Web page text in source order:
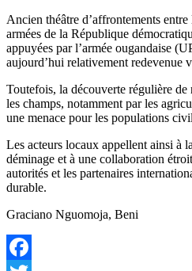
Ancien théâtre d’affrontements
armées de la République
appuyées par l’armée ougandaise
aujourd’hui relativement redevenue
Toutefois, la découverte régulière de
les champs, notamment par les
une menace pour les populations
Les acteurs locaux appellent ainsi à
déminage et à une collaboration
autorités et les partenaires
durable.
Graciano Nguomoja, Beni